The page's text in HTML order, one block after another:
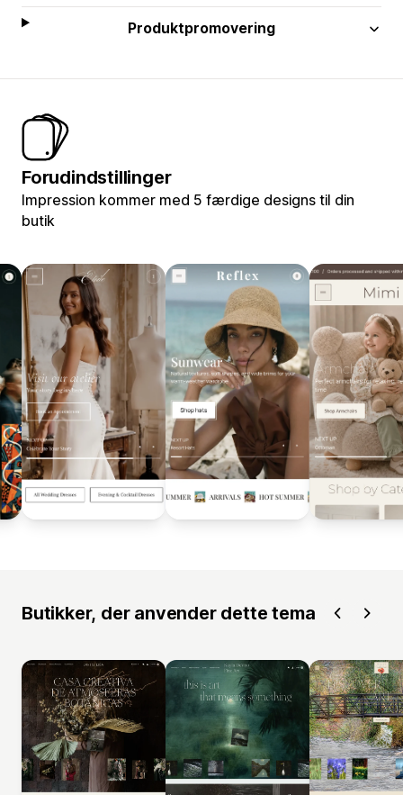
Produktpromovering
Forudindstillinger
Impression kommer med 5 færdige designs til din
butik
Butikker, der anvender dette tema